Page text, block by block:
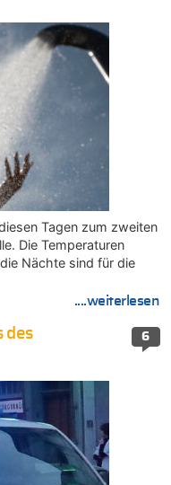
Tagen zum zweiten
Die Temperaturen
Nächte sind für die
....weiterlesen
6
des